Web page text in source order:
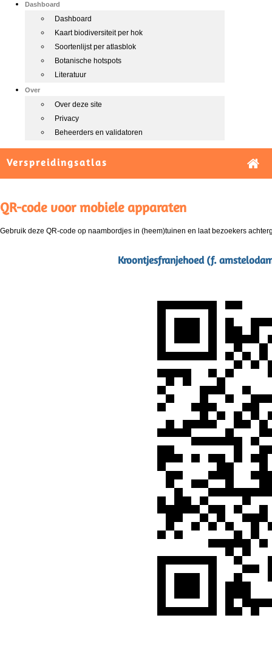
Dashboard
Dashboard
Kaart biodiversiteit per hok
Soortenlijst per atlasblok
Botanische hotspots
Literatuur
Over
Over deze site
Privacy
Beheerders en validatoren
Verspreidingsatlas
QR-code voor mobiele apparaten
Gebruik deze QR-code op naambordjes in (heem)tuinen en laat bezoekers
Kroontjesfranjehoed (f.